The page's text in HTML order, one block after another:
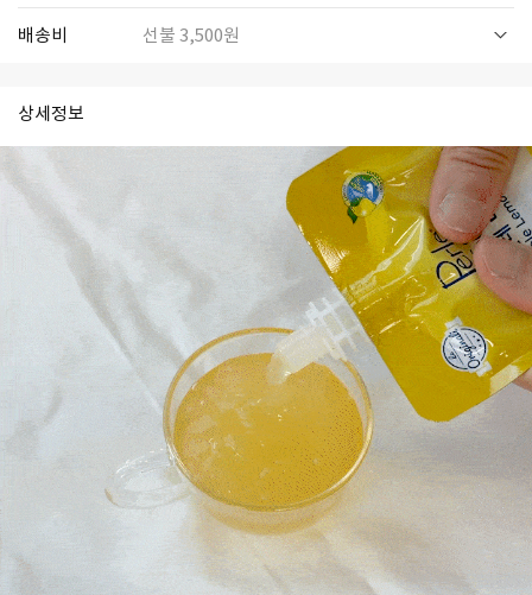
배송비 선불 3,500원
상세정보